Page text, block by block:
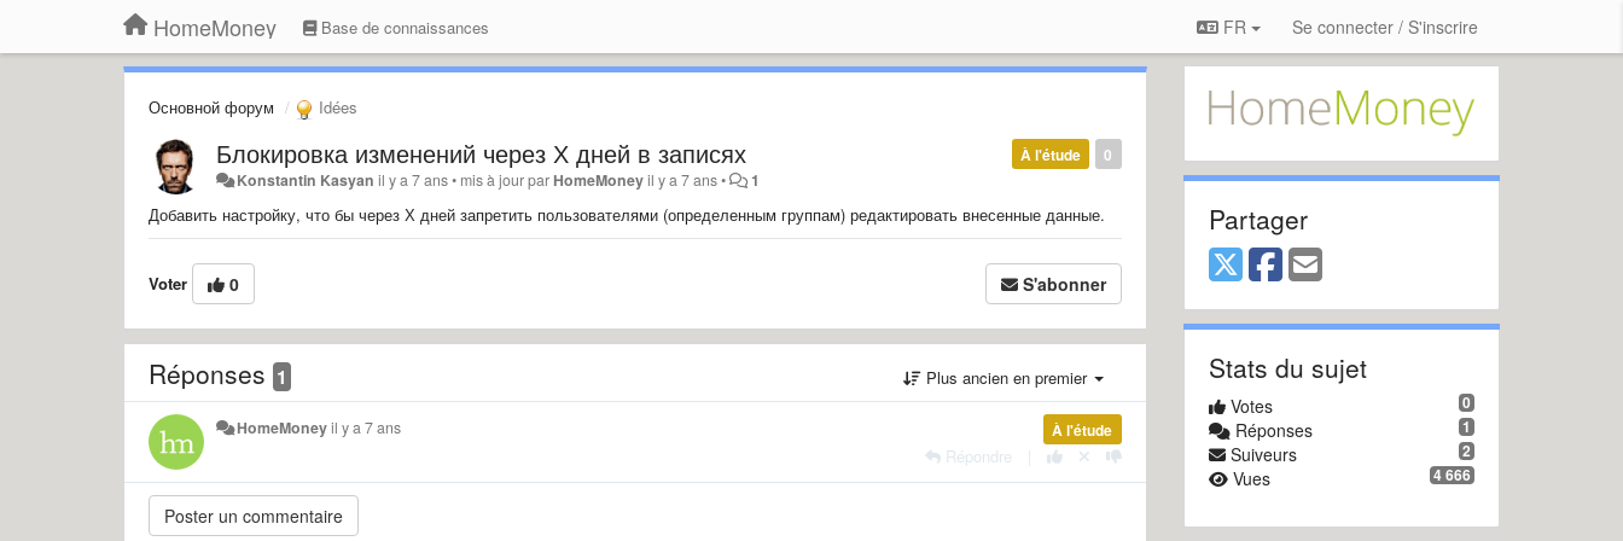
HomeMoney Base de connaissances FR Se connecter / S'inscrire
Основной форум Idées
0
À l'étude
Блокировка изменений через Х дней в записях
Konstantin Kasyan il y a 7 ans• mis à jour par HomeMoneyil y a 7 ans• 1
Добавить настройку, что бы через Х дней запретить пользователями (определенным группам) редактировать внесенные данные.
Voter 0 S'abonner
Réponses 1 Plus ancien en premier
À l'étude
HomeMoneyil y a 7 ans
Répondre
Partager
Stats du sujet
0
Votes
1
Réponses
2
Suiveurs
4 666
Vues